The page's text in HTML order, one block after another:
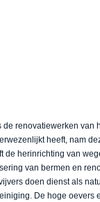
de renovatiewerken van
heeft, nam
de herinrichting van
van bermen en
doen dienst als
De hoge oevers